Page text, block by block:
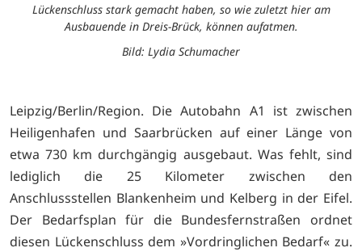
Lückenschluss stark gemacht haben, so wie zuletzt hier am
Ausbauende in Dreis-Brück, können aufatmen.
Bild: Lydia Schumacher
Leipzig/Berlin/Region. Die Autobahn A1 ist zwischen
Heiligenhafen und Saarbrücken auf einer Länge von
etwa 730 km durchgängig ausgebaut. Was fehlt, sind
lediglich die 25 Kilometer zwischen den
Anschlussstellen Blankenheim und Kelberg in der Eifel.
Der Bedarfsplan für die Bundesfernstraßen ordnet
diesen Lückenschluss dem »Vordringlichen Bedarf« zu.